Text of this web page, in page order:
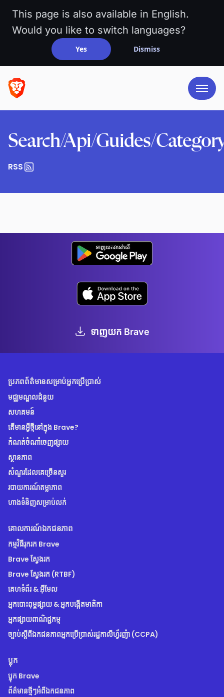
This page is also available in English.
Would you like to switch languages?
Yes Dismiss
Search/Api/Guides/
RSS
ទាញយក Brave
ប្រភពព័ត៌មានសម្រាប់អ្នកប្រើប្រាស់
មជ្ឈមណ្ឌលជំនួយ
សហគមន៍
តើមានអ្វីថ្មីនៅក្នុង Brave?
កំណត់ចំណាំចេញផ្សាយ
ស្ថានភាព
សំណួរដែលគេច្រើនសួរ
របាយការណ៍តម្លាភាព
ហាងទំនិញសម្រាប់លក់
គោលការណ៍ឯកជនភាព
កម្មវិធីរុករក Brave
Brave ស្វែងរក
Brave ស្វែងរក (RTBF)
គេហទំព័រ & អ៊ីមែល
អ្នកបោះពុម្ពផ្សាយ & អ្នកបង្កើតមាតិកា
អ្នកផ្សាយពាណិជ្ជកម្ម
ច្បាប់ស្តីពីឯកជនភាពអ្នកប្រើប្រាស់រដ្ឋកាលីហ្វ័រញ៉ា (CCPA)
ប្លុក
ប្លុក Brave
ព័ត៌មានថ្មីៗអំពីឯកជនភាព